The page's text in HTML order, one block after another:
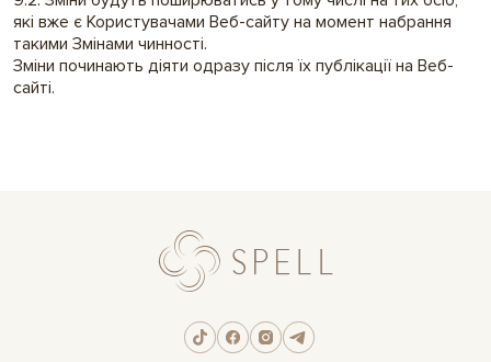
які вже є Користувачами Веб-сайту на момент набрання
такими Змінами чинності.
Зміни починають діяти одразу після їх публікації на Веб-
сайті.